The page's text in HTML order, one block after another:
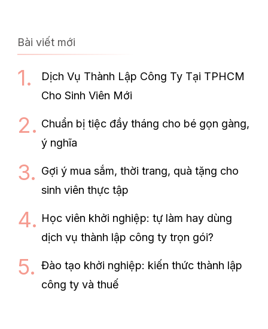
Bài viết mới
Dịch Vụ Thành Lập Công Ty Tại TPHCM
Cho Sinh Viên Mới
Chuẩn bị tiệc đầy tháng cho bé gọn gàng,
ý nghĩa
Gợi ý mua sắm, thời trang, quà tặng cho
sinh viên thực tập
Học viên khởi nghiệp: tự làm hay dùng
dịch vụ thành lập công ty trọn gói?
Đào tạo khởi nghiệp: kiến thức thành lập
công ty và thuế